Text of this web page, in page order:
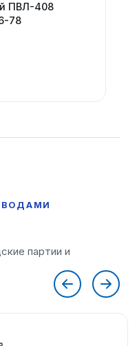
ПВЛ-408
78